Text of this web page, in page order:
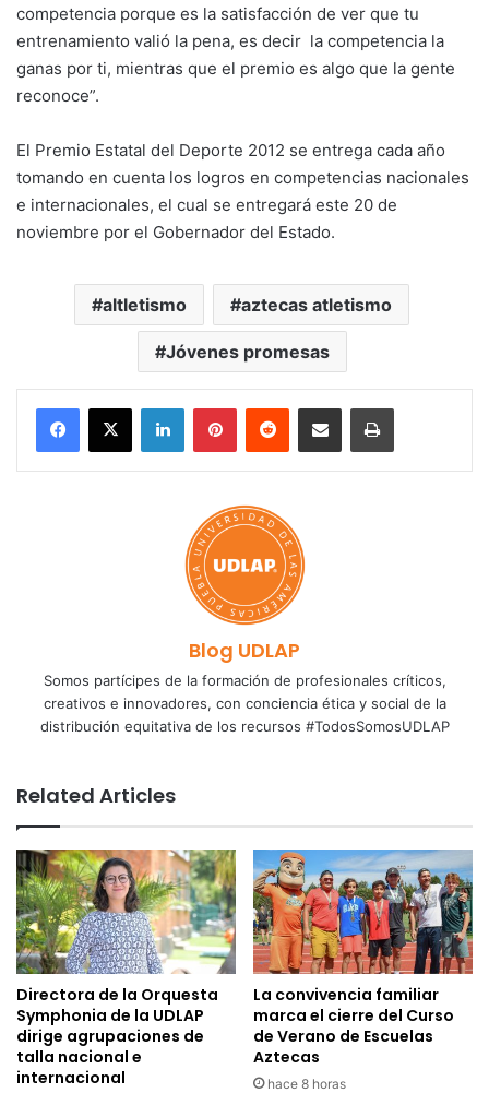
competencia porque es la satisfacción de ver que tu
entrenamiento valió la pena, es decir la competencia la
ganas por ti, mientras que el premio es algo que la gente
reconoce”.
El Premio Estatal del Deporte 2012 se entrega cada año
tomando en cuenta los logros en competencias nacionales
e internacionales, el cual se entregará este 20 de
noviembre por el Gobernador del Estado.
altletismo aztecas atletismo
Jóvenes promesas
LinkedInPinterestReddit Share via Email Print
Blog UDLAP
Somos partícipes de la formación de profesionales críticos,
creativos e innovadores, con conciencia ética y social de la
distribución equitativa de los recursos #TodosSomosUDLAP
Related Articles
Directora de la Orquesta
Symphonia de la UDLAP
dirige agrupaciones de
talla nacional e
internacional
La convivencia familiar
marca el cierre del Curso
de Verano de Escuelas
Aztecas
hace 8 horas